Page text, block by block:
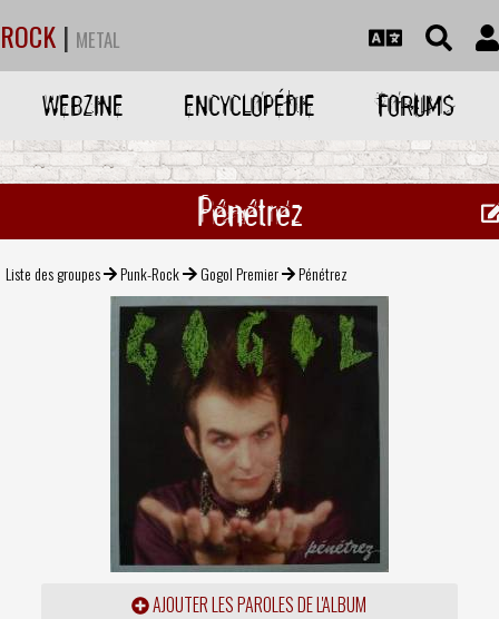
ROCK | METAL
WEBZINE ENCYCLOPÉDIE FORUMS
Pénétrez
Liste des groupes Punk-Rock Gogol Premier Pénétrez
AJOUTER LES PAROLES DE L'ALBUM